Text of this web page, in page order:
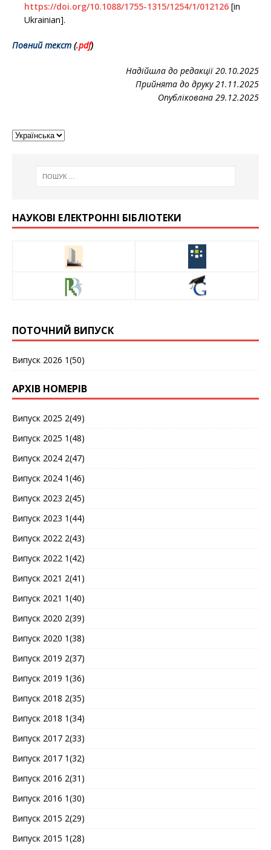
https://doi.org/10.1088/1755-1315/1254/1/012126 [in
Ukrainian].
Повний текст (.pdf)
Надійшла до редакції 20.10.2025
Прийнята до друку 21.11.2025
Опублікована 29.12.2025
НАУКОВІ ЕЛЕКТРОННІ БІБЛІОТЕКИ
ПОТОЧНИЙ ВИПУСК
Випуск 2026 1(50)
АРХІВ НОМЕРІВ
Випуск 2025 2(49)
Випуск 2025 1(48)
Випуск 2024 2(47)
Випуск 2024 1(46)
Випуск 2023 2(45)
Випуск 2023 1(44)
Випуск 2022 2(43)
Випуск 2022 1(42)
Випуск 2021 2(41)
Випуск 2021 1(40)
Випуск 2020 2(39)
Випуск 2020 1(38)
Випуск 2019 2(37)
Випуск 2019 1(36)
Випуск 2018 2(35)
Випуск 2018 1(34)
Випуск 2017 2(33)
Випуск 2017 1(32)
Випуск 2016 2(31)
Випуск 2016 1(30)
Випуск 2015 2(29)
Випуск 2015 1(28)